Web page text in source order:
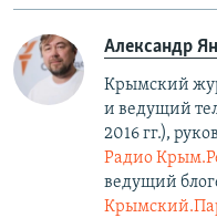
Александр
Крымский
и ведущий
2016 гг.),
Радио
ведущий